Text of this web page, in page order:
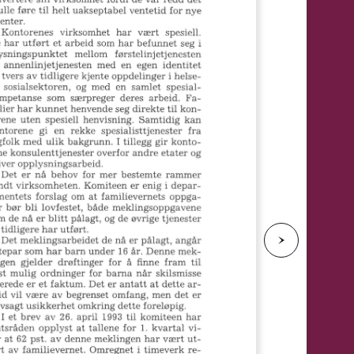
N
e
s
t
e
s
i
d
e